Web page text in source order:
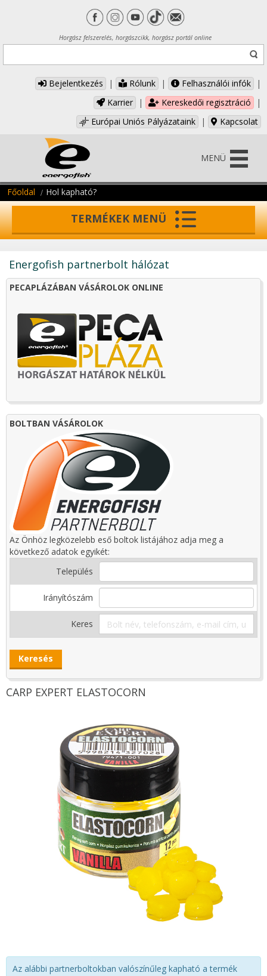
Horgász felszerelés, horgászcikk, horgász portál online
Bejelentkezés | Rólunk | Felhasználói infók
|
Karrier
| Kereskedői regisztráció
|
Európai Uniós Pályázataink
| Kapcsolat
MENÜ
Főoldal Hol kapható?
TERMÉKEK MENÜ
Energofish partnerbolt hálózat
PECAPLÁZÁBAN VÁSÁROLOK ONLINE
BOLTBAN VÁSÁROLOK
Az Önhöz legközelebb eső boltok listájához adja meg a
következő adatok egyikét:
Település
Irányítószám
Keres
CARP EXPERT ELASTOCORN
Az alábbi partnerboltokban valószínűleg kapható a termék